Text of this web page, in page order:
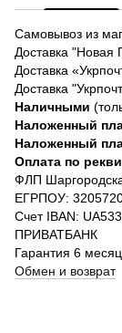
Самовывоз из
Доставка "Новая
Доставка
Доставка
Наличными
Наложенный
Наложенный
Оплата по
ФЛП
ЕГРПОУ:
Счет IBAN:
ПРИВАТБАНК
Гарантия 6
Обмен и возврат